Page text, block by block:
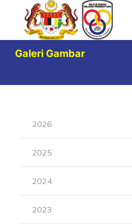
Galeri Gambar
2026
2025
2024
2023